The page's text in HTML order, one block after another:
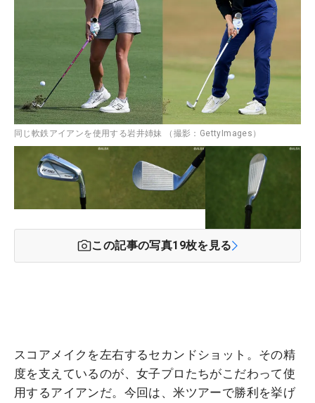
同じ軟鉄アイアンを使用する岩井姉妹 （撮影：GettyImages）
この記事の写真19枚を見る
スコアメイクを左右するセカンドショット。その精
度を支えているのが、女子プロたちがこだわって使
用するアイアンだ。今回は、米ツアーで勝利を挙げ